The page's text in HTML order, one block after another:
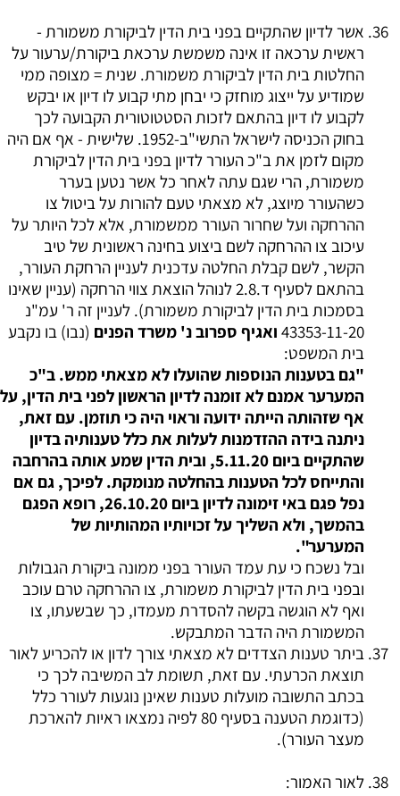
אשר לדיון שהתקיים בפני בית הדין לביקורת משמורת -
ראשית ערכאה זו אינה משמשת ערכאת ביקורת/ערעור על
החלטות בית הדין לביקורת משמורת. שנית = מצופה ממי
שמודיע על ייצוג מוחזק כי יבחן מתי קבוע לו דיון או יבקש
לקבוע לו דיון בהתאם לזכות הסטטוטורית הקבועה לכך
בחוק הכניסה לישראל התשי"ב-1952. שלישית - אף אם היה
מקום לזמן את ב"כ העורר לדיון בפני בית הדין לביקורת
משמורת, הרי שגם עתה לאחר כל אשר נטען בערר
כשהעורר מיוצג, לא מצאתי טעם להורות על ביטול צו
ההרחקה ועל שחרור העורר ממשמורת, אלא לכל היותר על
עיכוב צו ההרחקה לשם ביצוע בחינה ראשונית של טיב
הקשר, לשם קבלת החלטה עדכנית לעניין הרחקת העורר,
בהתאם לסעיף ד.2.8 לנוהל הוצאת צווי הרחקה (עניין שאינו
בסמכות בית הדין לביקורת משמורת). לעניין זה ר' עמ"נ
43353-11-20 ואגיף ספרוב נ' משרד הפנים (נבו) בו נקבע
בית המשפט:
"גם בטענות הנוספות שהועלו לא מצאתי ממש. ב"כ
המערער אמנם לא זומנה לדיון הראשון לפני בית הדין, על
אף שזהותה הייתה ידועה וראוי היה כי תוזמן. עם זאת,
ניתנה בידה ההזדמנות לעלות את כלל טענותיה בדיון
שהתקיים ביום 5.11.20, ובית הדין שמע אותה בהרחבה
והתייחס לכל הטענות בהחלטה מנומקת. לפיכך, גם אם
נפל פגם באי זימונה לדיון ביום 26.10.20, רופא הפגם
בהמשך, ולא השליך על זכויותיו המהותיות של
המערער".
ובל נשכח כי עת עמד העורר בפני ממונה ביקורת הגבולות
ובפני בית הדין לביקורת משמורת, צו ההרחקה טרם עוכב
ואף לא הוגשה בקשה להסדרת מעמדו, כך שבשעתו, צו
המשמורת היה הדבר המתבקש.
ביתר טענות הצדדים לא מצאתי צורך לדון או להכריע לאור
תוצאת הכרעתי. עם זאת, תשומת לב המשיבה לכך כי
בכתב התשובה מועלות טענות שאינן נוגעות לעורר כלל
(כדוגמת הטענה בסעיף 80 לפיה נמצאו ראיות להארכת
מעצר העורר).
לאור האמור: